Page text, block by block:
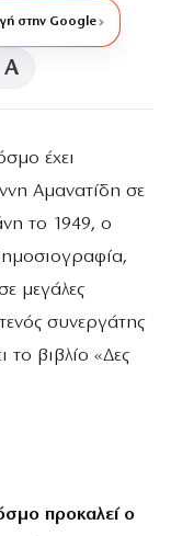
στην Google
A
έχει
Αμανατίδη σε
το 1949, ο
μεγάλες
συνεργάτης
το βιβλίο «Δες
προκαλεί ο